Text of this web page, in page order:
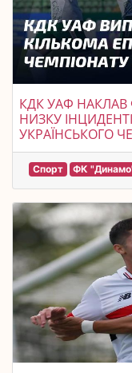
КДК УАФ НАКЛАВ
НИЗКУ
УКРАЇНСЬКОГО
Спорт ФК